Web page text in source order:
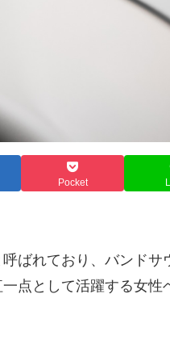
Pocket
ばれており、バンドサ
点として活躍する女性